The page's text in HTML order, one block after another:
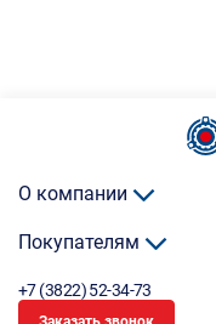
О компании
Покупателям
+7 (3822) 52-34-73